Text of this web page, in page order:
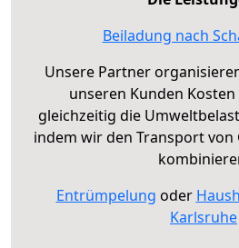
Beiladung nach
Unsere Partner
unseren Kunden
gleichzeitig die
indem wir den Transport
Entrümpelung oder
Karlsruhe